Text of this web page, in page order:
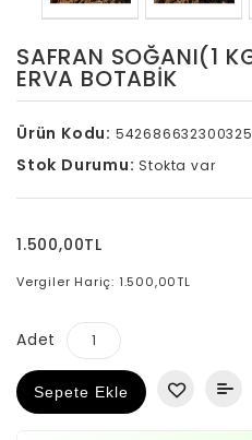
SAFRAN SOĞANI(1
ERVA BOTABİK
Ürün Kodu:
Stok Durumu: Stokta var
1.500,00TL
Vergiler Hariç: 1.500,00TL
Adet
Sepete Ekle